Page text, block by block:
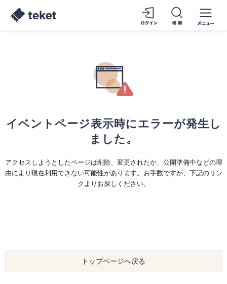
イベントページ表示時にエラーが発生し
ました。
アクセスしようとしたページは削除、変更されたか、公開準備中などの理
由により現在利用できない可能性があります。お手数ですが、下記のリン
クよりお探しください。
トップページへ戻る